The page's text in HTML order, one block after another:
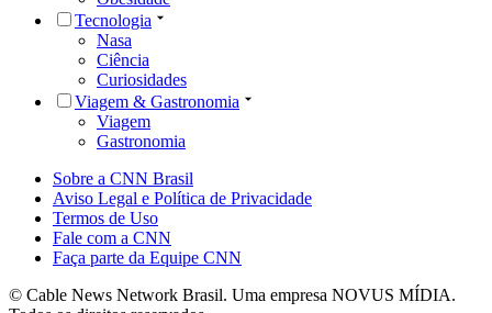
Tecnologia
Nasa
Ciência
Curiosidades
Viagem & Gastronomia
Viagem
Gastronomia
Sobre a CNN Brasil
Aviso Legal e Política de Privacidade
Termos de Uso
Fale com a CNN
Faça parte da Equipe CNN
© Cable News Network Brasil. Uma empresa NOVUS MÍDIA.